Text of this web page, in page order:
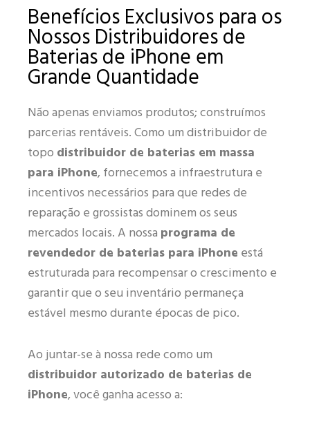
Benefícios Exclusivos para os
Nossos Distribuidores de
Baterias de iPhone em
Grande Quantidade
Não apenas enviamos produtos; construímos
parcerias rentáveis. Como um distribuidor de
topo distribuidor de baterias em massa
para iPhone, fornecemos a infraestrutura e
incentivos necessários para que redes de
reparação e grossistas dominem os seus
mercados locais. A nossa programa de
revendedor de baterias para iPhone está
estruturada para recompensar o crescimento e
garantir que o seu inventário permaneça
estável mesmo durante épocas de pico.
Ao juntar-se à nossa rede como um
distribuidor autorizado de baterias de
iPhone, você ganha acesso a: